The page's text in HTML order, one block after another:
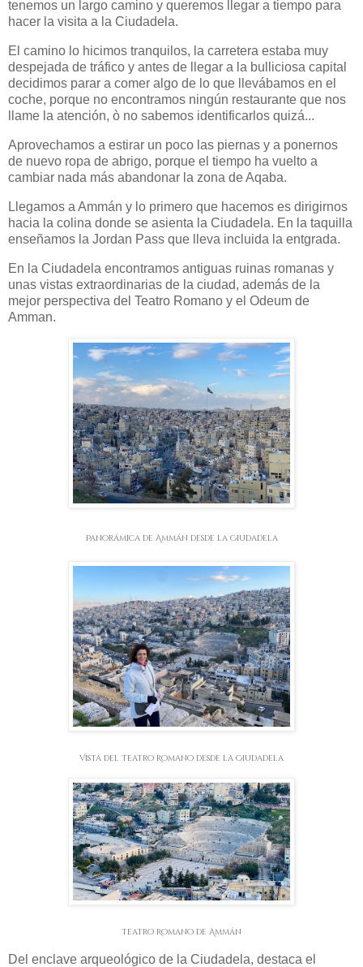
tenemos un largo camino y queremos llegar a tiempo para
hacer la visita a la Ciudadela.
El camino lo hicimos tranquilos, la carretera estaba muy
despejada de tráfico y antes de llegar a la bulliciosa capital
decidimos parar a comer algo de lo que llevábamos en el
coche, porque no encontramos ningún restaurante que nos
llame la atención, ò no sabemos identificarlos quizá...
Aprovechamos a estirar un poco las piernas y a ponernos
de nuevo ropa de abrigo, porque el tiempo ha vuelto a
cambiar nada más abandonar la zona de Aqaba.
Llegamos a Ammán y lo primero que hacemos es dirigirnos
hacia la colina donde se asienta la Ciudadela. En la taquilla
enseñamos la Jordan Pass que lleva incluida la entgrada.
En la Ciudadela encontramos antiguas ruinas romanas y
unas vistas extraordinarias de la ciudad, además de la
mejor perspectiva del Teatro Romano y el Odeum de
Amman.
Panorámica de Ammán desde la Ciudadela
Vista del Teatro Romano desde la Ciudadela
Teatro Romano de Ammán
Del enclave arqueológico de la Ciudadela, destaca el